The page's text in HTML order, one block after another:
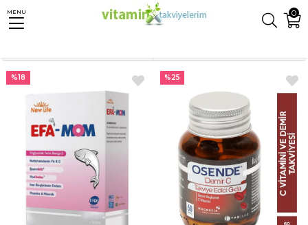
0
MENU
Anasayfa Anne - Bebek Anne Gıda Takviyeleri Hamilelik Süreci & Sonrası
%18 %25